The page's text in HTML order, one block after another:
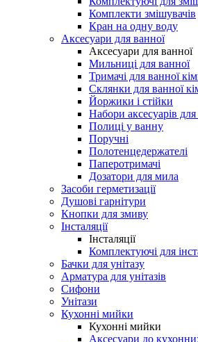
Комплекти змішувачів
Кран на одну воду
Аксесуари для ванної
Аксесуари для ванної
Мильниці для ванної
Тримачі для ванної
Склянки для ванної
Йоржики і стійки
Набори аксесуарів
Полиці у ванну
Поручні
Полотенцедержателі
Паперотримачі
Дозатори для мила
Засоби герметизації
Душові гарнітури
Кнопки для змиву
Інсталяції
Інсталяції
Комплектуючі для
Бачки для унітазу
Арматура для унітазів
Сифони
Унітази
Кухонні мийки
Кухонні мийки
Аксесуари до